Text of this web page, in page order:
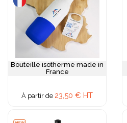
Bouteille isotherme made in
France
À partir de 23,50 € HT